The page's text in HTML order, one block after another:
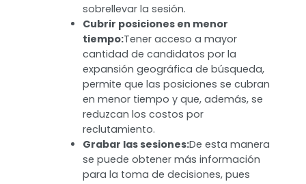
durante una entrevista será
analizado todo lo que exprese
(verbal y corporalmente), puede ser
un factor generador de mucho
estrés, repercutiendo directamente
en su desenvolvimiento. El tomar la
entrevista desde un lugar que
conoce, como bien podría ser su
propio hogar, facilita que se sienta en
confianza y en control para
sobrellevar la sesión.